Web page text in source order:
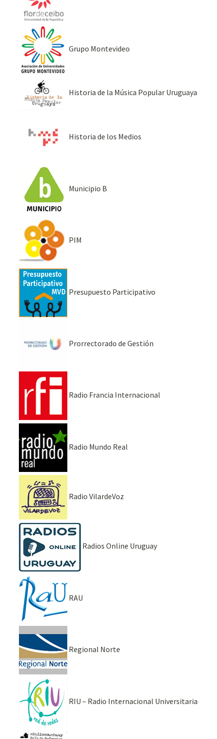
Grupo Montevideo
Historia de la Música Popular Uruguaya
Historia de los Medios
Municipio B
PIM
Presupuesto Participativo
Prorrectorado de Gestión
Radio Francia Internacional
Radio Mundo Real
Radio VilardeVoz
Radios Online Uruguay
RAU
Regional Norte
RIU – Radio Internacional Universitaria